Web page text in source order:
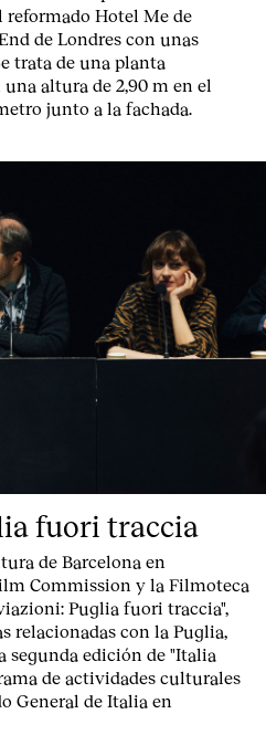
reformado Hotel Me de
de Londres con unas
trata de una planta
altura de 2,90 m en el
junto a la fachada.
fuori traccia
de Barcelona en
Commission y la Filmoteca
Puglia fuori traccia",
relacionadas con la Puglia
edición de "Italia
de actividades culturales
General de Italia en